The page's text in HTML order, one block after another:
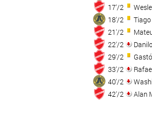
17'/2
18'/2
21'/2
22'/2
29'/2
33'/2
40'/2
42'/2
Alan